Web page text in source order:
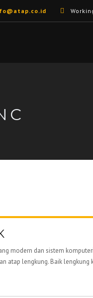
modern dan sistem
atap lengkung. Baik lengkung